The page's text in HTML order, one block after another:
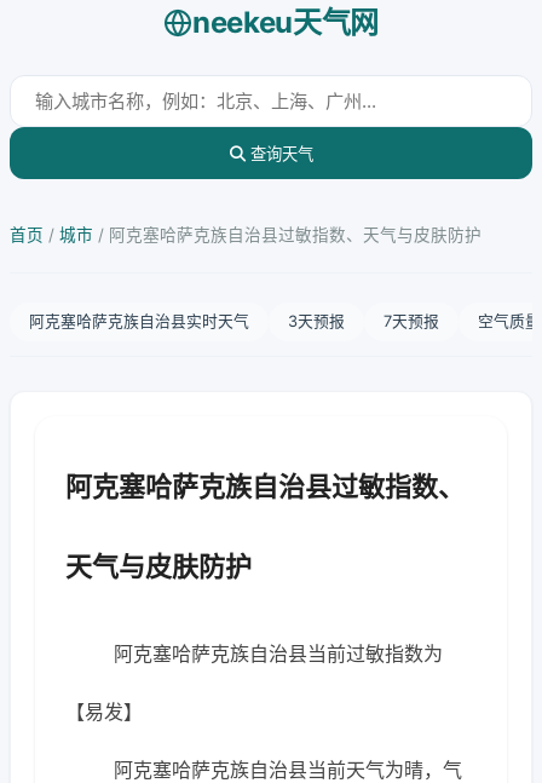
neekeu天气网
查询天气
首页 / 城市 / 阿克塞哈萨克族自治县过敏指数、天气与皮肤防护
阿克塞哈萨克族自治县实时天气 3天预报 7天预报 空气质量
阿克塞哈萨克族自治县过敏指数、
天气与皮肤防护
阿克塞哈萨克族自治县当前过敏指数为
【易发】
阿克塞哈萨克族自治县当前天气为晴，气